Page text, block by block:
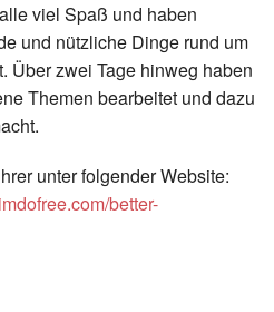
viel Spaß und haben
und nützliche Dinge rund um
Über zwei Tage hinweg haben
Themen bearbeitet und dazu
unter folgender Website:
better-